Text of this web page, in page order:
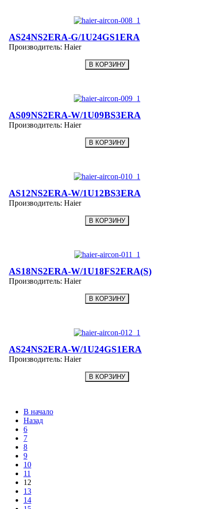
AS24NS2ERA-G/1U24GS1ERA
Производитель: Haier
AS09NS2ERA-W/1U09BS3ERA
Производитель: Haier
AS12NS2ERA-W/1U12BS3ERA
Производитель: Haier
AS18NS2ERA-W/1U18FS2ERA(S)
Производитель: Haier
AS24NS2ERA-W/1U24GS1ERA
Производитель: Haier
В начало
Назад
6
7
8
9
10
11
12
13
14